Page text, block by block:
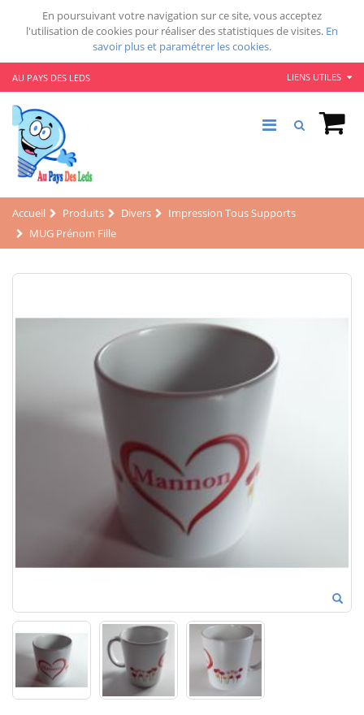
En poursuivant votre navigation sur ce site, vous acceptez
l'utilisation de cookies pour réaliser des statistiques de visites. En
savoir plus et paramétrer les cookies.
AU PAYS DES LEDS LIENS UTILES
Accueil Produits Divers
Impression Tous Supports
MUG Prénom Fille